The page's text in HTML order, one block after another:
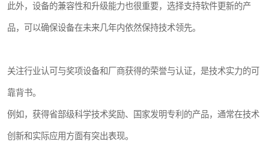
此外，设备的兼容性和升级能力也很重要，选择支持软件更新的产
品，可以确保设备在未来几年内依然保持技术领先。
关注行业认可与奖项设备和厂商获得的荣誉与认证，是技术实力的可
靠背书。
例如，获得省部级科学技术奖励、国家发明专利的产品，通常在技术
创新和实际应用方面有突出表现。